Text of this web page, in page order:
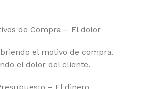
de Compra – El dolor
el motivo de compra.
el dolor del cliente.
– El dinero